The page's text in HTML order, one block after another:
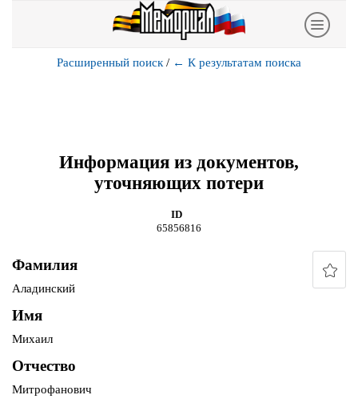
Расширенный поиск / ← К результатам поиска
Информация из документов,
уточняющих потери
ID
65856816
Фамилия
Аладинский
Имя
Михаил
Отчество
Митрофанович